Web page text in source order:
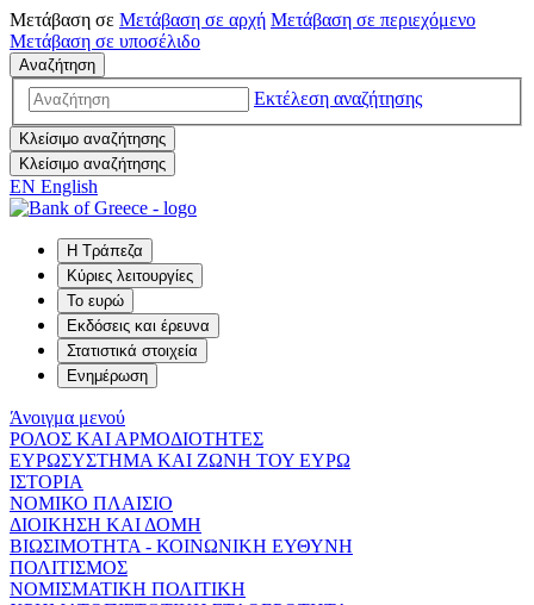
Μετάβαση σε Μετάβαση σε αρχή Μετάβαση σε περιεχόμενο
Μετάβαση σε υποσέλιδο
Αναζήτηση
Εκτέλεση αναζήτησης
Κλείσιμο αναζήτησης
Κλείσιμο αναζήτησης
EN English
Η Τράπεζα
Κύριες λειτουργίες
Το ευρώ
Εκδόσεις και έρευνα
Στατιστικά στοιχεία
Ενημέρωση
Άνοιγμα μενού
ΡΟΛΟΣ ΚΑΙ ΑΡΜΟΔΙΟΤΗΤΕΣ
ΕΥΡΩΣΥΣΤΗΜΑ ΚΑΙ ΖΩΝΗ ΤΟΥ ΕΥΡΩ
ΙΣΤΟΡΙΑ
ΝΟΜΙΚΟ ΠΛΑΙΣΙΟ
ΔΙΟΙΚΗΣΗ ΚΑΙ ΔΟΜΗ
ΒΙΩΣΙΜΟΤΗΤΑ - ΚΟΙΝΩΝΙΚΗ ΕΥΘΥΝΗ
ΠΟΛΙΤΙΣΜΟΣ
ΝΟΜΙΣΜΑΤΙΚΗ ΠΟΛΙΤΙΚΗ